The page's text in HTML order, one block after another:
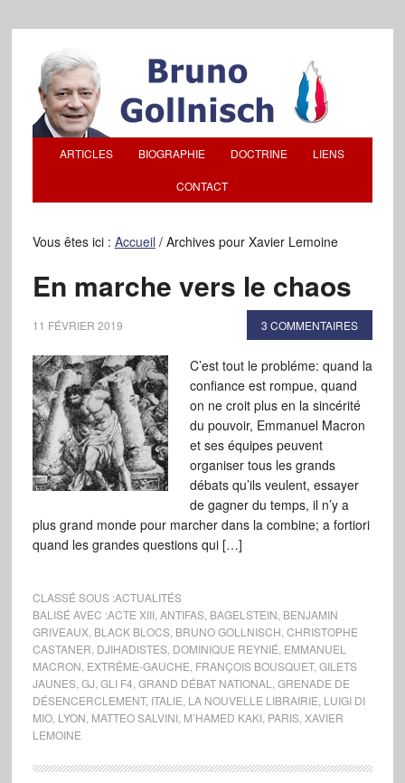
ARTICLES BIOGRAPHIE DOCTRINE LIENS
CONTACT
Vous êtes ici : Accueil /Archives pour Xavier Lemoine
En marche vers le chaos
11 FÉVRIER 2019 3 COMMENTAIRES
C’est tout le probléme: quand la
confiance est rompue, quand
on ne croit plus en la sincérité
du pouvoir, Emmanuel Macron
et ses équipes peuvent
organiser tous les grands
débats qu’ils veulent, essayer
de gagner du temps, il n’y a
plus grand monde pour marcher dans la combine; a fortiori
quand les grandes questions qui […]
CLASSÉ SOUS :ACTUALITÉS
BALISÉ AVEC :ACTE XIII, ANTIFAS, BAGELSTEIN BENJAMIN
GRIVEAUX, BLACK BLOCS, BRUNO GOLLNISCH CHRISTOPHE
CASTANER DJIHADISTES, DOMINIQUE REYNIÉ EMMANUEL
MACRON EXTRÊME-GAUCHE FRANÇOIS BOUSQUET, GILETS
JAUNES, GJ GLI F4 GRAND DÉBAT NATIONAL
GRENADE DE
DÉSENCERCLEMENT, ITALIE LA NOUVELLE LIBRAIRIE LUIGI DI
MIO, LYON MATTEO SALVINI, M’HAMED KAKI, PARIS, XAVIER
LEMOINE